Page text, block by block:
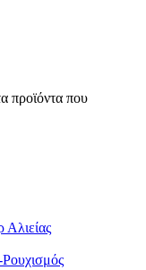
προϊόντα που